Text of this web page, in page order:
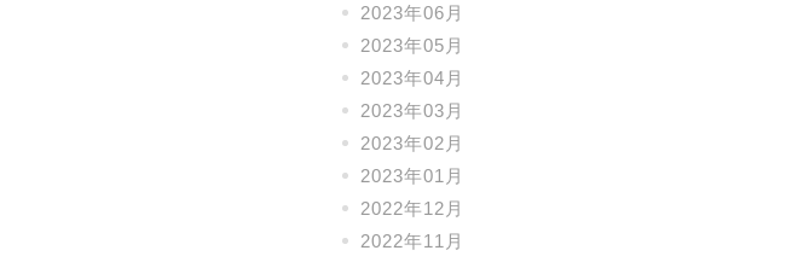
2023年06月
2023年05月
2023年04月
2023年03月
2023年02月
2023年01月
2022年12月
2022年11月